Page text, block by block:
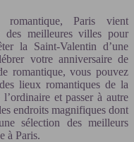
Paris vient
des meilleures villes pour
la Saint-Valentin d’une
votre anniversaire de
romantique, vous pouvez
lieux romantiques de la
et passer à autre
endroits magnifiques dont
sélection des meilleurs
à Paris.